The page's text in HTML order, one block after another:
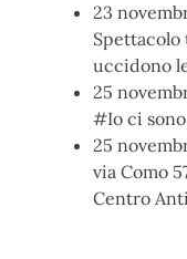
23
Spettacolo
uccidono
25
#Io ci
25
via Como
Centro